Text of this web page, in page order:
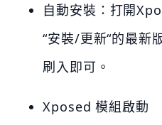
自動安裝：打開
“安裝/更新“的最新
刷入即可。
Xposed 模組啟動